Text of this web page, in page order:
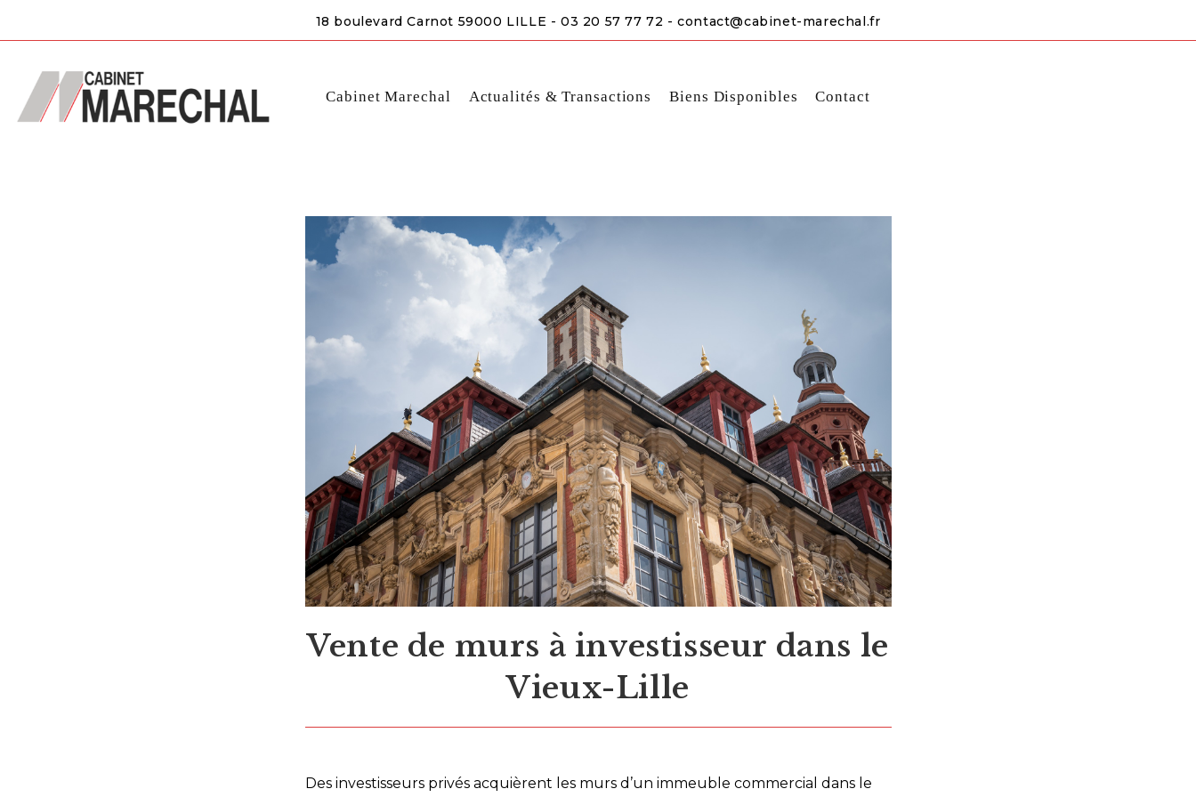
18 boulevard Carnot 59000 LILLE - 03 20 57 77 72 - contact@cabinet-marechal.fr
Cabinet Marechal Actualités & Transactions Biens Disponibles Contact
Vente de murs à investisseur dans le
Vieux-Lille
Des investisseurs privés acquièrent les murs d’un immeuble commercial dans le